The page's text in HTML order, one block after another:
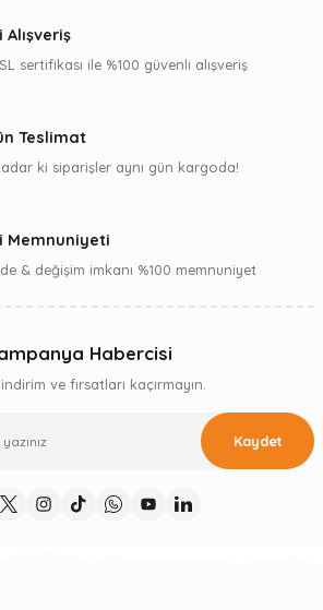
Alışveriş
sertifikası ile %100 güvenli alışveriş
Teslimat
ki siparişler aynı gün kargoda!
Memnuniyeti
& değişim imkanı %100 memnuniyet
Habercisi
ve fırsatları kaçırmayın.
Kaydet